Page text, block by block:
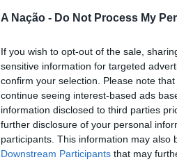
A Nação - Do Not Process My
If you wish to opt-out of the sale,
sensitive information for targeted
confirm your selection. Please note
continue seeing interest-based ads
information disclosed to third parties
further disclosure of your personal
participants. This information may also
Downstream Participants that may
Bragança
centro
Foram
cedência
Rua
de casais jovens...